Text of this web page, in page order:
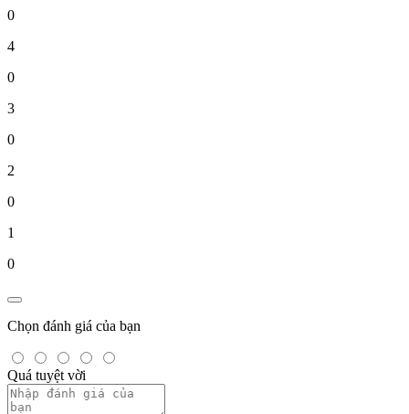
0
4
0
3
0
2
0
1
0
Chọn đánh giá của bạn
Quá tuyệt vời